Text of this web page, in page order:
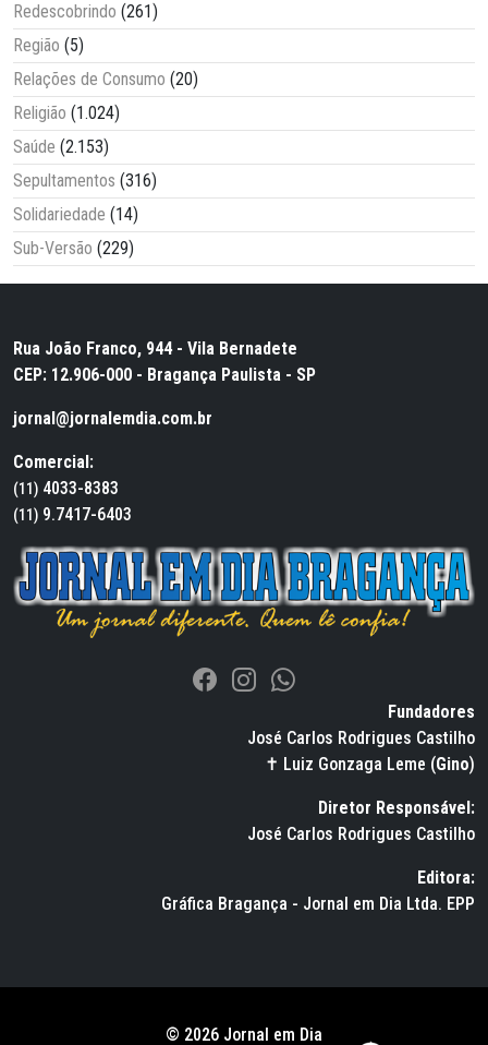
Redescobrindo (261)
Região (5)
Relações de Consumo (20)
Religião (1.024)
Saúde (2.153)
Sepultamentos (316)
Solidariedade (14)
Sub-Versão (229)
Rua João Franco, 944 - Vila Bernadete
CEP: 12.906-000 - Bragança Paulista - SP
jornal@jornalemdia.com.br
Comercial:
(11) 4033-8383
(11) 9.7417-6403
Fundadores
José Carlos Rodrigues Castilho
✝ Luiz Gonzaga Leme (Gino)
Diretor Responsável:
José Carlos Rodrigues Castilho
Editora:
Gráfica Bragança - Jornal em Dia Ltda. EPP
© 2026 Jornal em Dia